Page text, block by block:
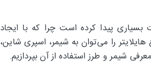
پیدا کرده است چرا که با ایجاد
را می‌توان به شیمر، اسپری شاین،
شیمر و طرز استفاده از آن بپردازیم.